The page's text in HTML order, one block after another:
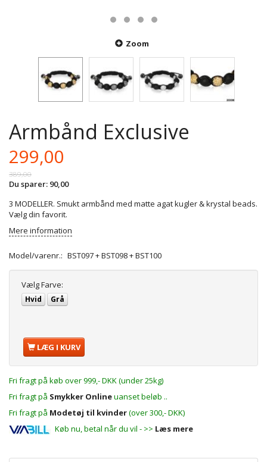
Zoom
Armbånd Exclusive
299,00
389,00
Du sparer: 90,00
3 MODELLER. Smukt armbånd med matte agat kugler & krystal beads.
Vælg din favorit.
Mere information
Model/varenr.: BST097 + BST098 + BST100
VælgFarve:
Hvid Grå
LÆG I KURV
Fri fragt på køb over 999,- DKK (under 25kg)
Fri fragt på Smykker Onlineuanset beløb ..
Fri fragt på Modetøj til kvinder(over 300,- DKK)
Køb nu, betal når du vil - >> Læs mere